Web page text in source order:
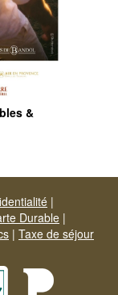
&
|
Durable |
| Taxe de séjour